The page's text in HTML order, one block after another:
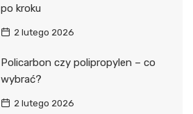
po kroku
2 lutego 2026
Policarbon czy polipropylen – co
wybrać?
2 lutego 2026